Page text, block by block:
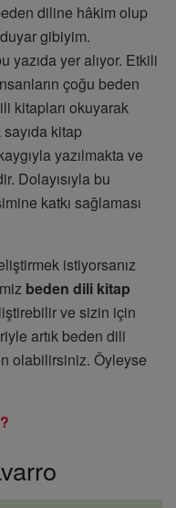
diline hâkim olup
gibiyim.
yazıda yer alıyor. Etkili
çoğu beden
kitapları okuyarak
kitap
yazılmakta ve
Dolayısıyla bu
katkı sağlaması
istiyorsanız
beden dili kitap
ve sizin için
artık beden dili
olabilirsiniz. Öyleyse